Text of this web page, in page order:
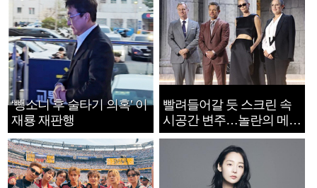
‘뺑소니 후 술타기 의혹’ 이
재룡 재판행
빨려들어갈 듯 스크린 속
시공간 변주…놀란의 메시
지는 ‘전쟁 속죄’